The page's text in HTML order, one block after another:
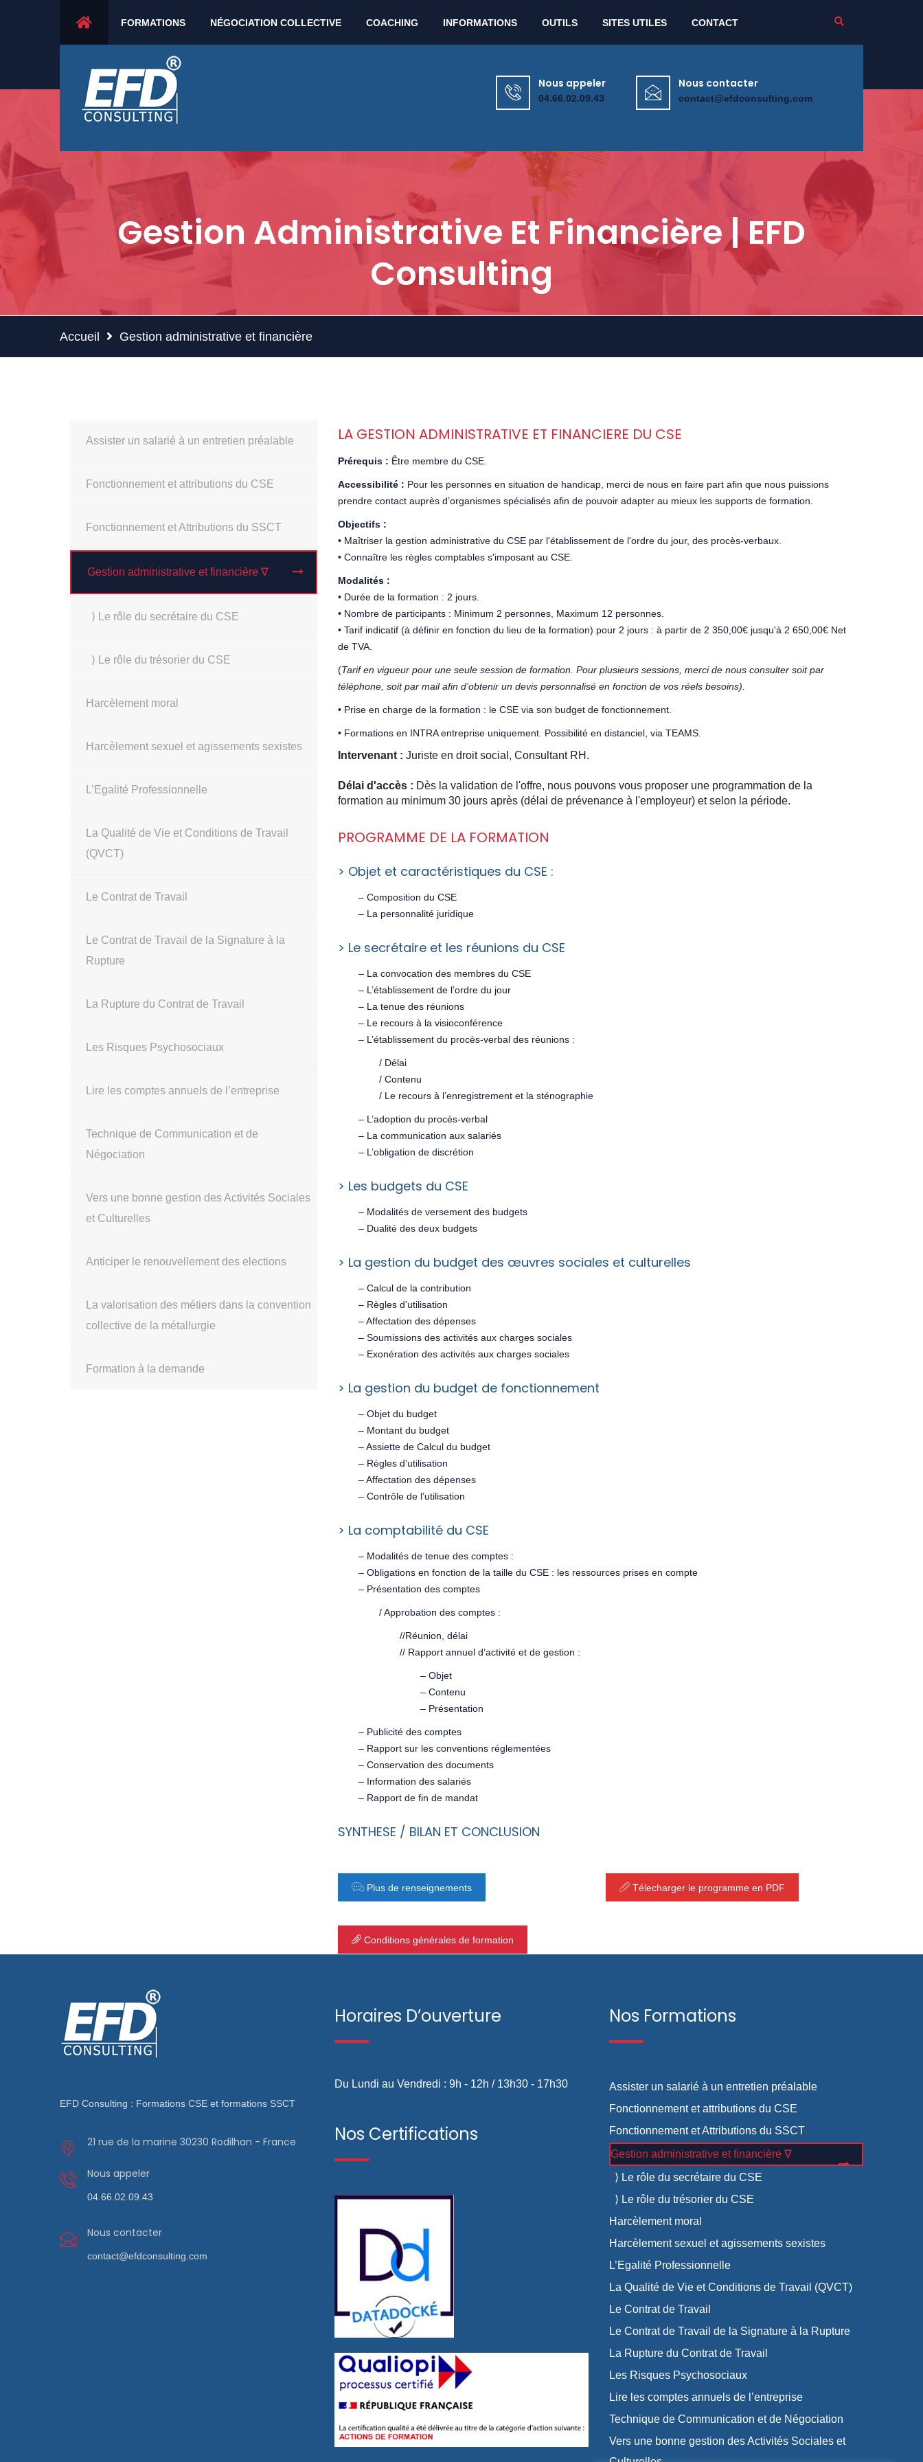
21 rue de la marine - 30230 Rodilhan - France Lun - Ven : 9h00 - 12h00 / 13h30 - 17h30
Nous appeler
04.66.02.09.43
Nous contacter
contact@efdconsulting.com
FORMATIONS NÉGOCIATION COLLECTIVE COACHING INFORMATIONS OUTILS SITES UTILES CONTACT
Gestion Administrative Et Financière | EFD
Consulting
Accueil Gestion administrative et financière
Assister un salarié à un entretien préalable
Fonctionnement et attributions du CSE
Fonctionnement et Attributions du SSCT
Gestion administrative et financière ∇
⟩ Le rôle du secrétaire du CSE
⟩ Le rôle du trésorier du CSE
Harcèlement moral
Harcèlement sexuel et agissements sexistes
L’Egalité Professionnelle
La Qualité de Vie et Conditions de Travail
(QVCT)
Le Contrat de Travail
Le Contrat de Travail de la Signature à la
Rupture
La Rupture du Contrat de Travail
Les Risques Psychosociaux
Lire les comptes annuels de l’entreprise
Technique de Communication et de
Négociation
Vers une bonne gestion des Activités Sociales
et Culturelles
Anticiper le renouvellement des elections
La valorisation des métiers dans la convention
collective de la métallurgie
Formation à la demande
LA GESTION ADMINISTRATIVE ET FINANCIERE DU CSE
Prérequis : Être membre du CSE.
Accessibilité : Pour les personnes en situation de handicap, merci de nous en faire part afin que nous puissions
prendre contact auprès d’organismes spécialisés afin de pouvoir adapter au mieux les supports de formation.
Objectifs :
• Maîtriser la gestion administrative du CSE par l'établissement de l'ordre du jour, des procès-verbaux.
• Connaître les règles comptables s'imposant au CSE.
Modalités :
• Durée de la formation : 2 jours.
• Nombre de participants : Minimum 2 personnes, Maximum 12 personnes.
• Tarif indicatif (à définir en fonction du lieu de la formation) pour 2 jours : à partir de 2 350,00€ jusqu'à 2 650,00€ Net
de TVA.
(Tarif en vigueur pour une seule session de formation. Pour plusieurs sessions, merci de nous consulter soit par
téléphone, soit par mail afind’obtenir un devis personnalisé en fonction de vos réels besoins).
• Prise en charge de la formation : le CSE via son budget de fonctionnement.
• Formations en INTRA entreprise uniquement. Possibilité en distanciel, via TEAMS.
Intervenant : Juriste en droit social, Consultant RH.
Délai d'accès : Dès la validation de l'offre, nous pouvons vous proposer une programmation de la
formation au minimum 30 jours après (délai de prévenance à l'employeur) et selon la période.
PROGRAMME DE LA FORMATION
> Objet et caractéristiques du CSE :
– Composition du CSE
– La personnalité juridique
> Le secrétaire et les réunions du CSE
– La convocation des membres du CSE
– L’établissement de l’ordre du jour
– La tenue des réunions
– Le recours à la visioconférence
– L’établissement du procès-verbal des réunions :
/ Délai
/ Contenu
/ Le recours à l’enregistrement et la sténographie
– L’adoption du procès-verbal
– La communication aux salariés
– L’obligation de discrétion
> Les budgets du CSE
– Modalités de versement des budgets
– Dualité des deux budgets
> La gestion du budget des œuvres sociales et culturelles
– Calcul de la contribution
– Règles d’utilisation
– Affectation des dépenses
– Soumissions des activités aux charges sociales
– Exonération des activités aux charges sociales
> La gestion du budget de fonctionnement
– Objet du budget
– Montant du budget
– Assiette de Calcul du budget
– Règles d’utilisation
– Affectation des dépenses
– Contrôle de l’utilisation
> La comptabilité du CSE
– Modalités de tenue des comptes :
– Obligations en fonction de la taille du CSE : les ressources prises en compte
– Présentation des comptes
/ Approbation des comptes :
//Réunion, délai
// Rapport annuel d’activité et de gestion :
– Objet
– Contenu
– Présentation
– Publicité des comptes
– Rapport sur les conventions réglementées
– Conservation des documents
– Information des salariés
– Rapport de fin de mandat
SYNTHESE / BILAN ET CONCLUSION
Plus de renseignements Télecharger le programme en PDF
Conditions générales de formation
EFD Consulting : Formations CSE et formations SSCT
21 rue de la marine 30230 Rodilhan - France
Nous appeler
04.66.02.09.43
Nous contacter
contact@efdconsulting.com
Horaires D’ouverture
Du Lundi au Vendredi : 9h - 12h / 13h30 - 17h30
Nos Certifications
Nos Formations
Assister un salarié à un entretien préalable
Fonctionnement et attributions du CSE
Fonctionnement et Attributions du SSCT
Gestion administrative et financière ∇
⟩ Le rôle du secrétaire du CSE
⟩ Le rôle du trésorier du CSE
Harcèlement moral
Harcèlement sexuel et agissements sexistes
L’Egalité Professionnelle
La Qualité de Vie et Conditions de Travail (QVCT)
Le Contrat de Travail
Le Contrat de Travail de la Signature à la Rupture
La Rupture du Contrat de Travail
Les Risques Psychosociaux
Lire les comptes annuels de l’entreprise
Technique de Communication et de Négociation
Vers une bonne gestion des Activités Sociales et